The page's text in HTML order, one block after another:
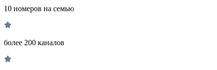
10 номеров на семью
более 200 каналов